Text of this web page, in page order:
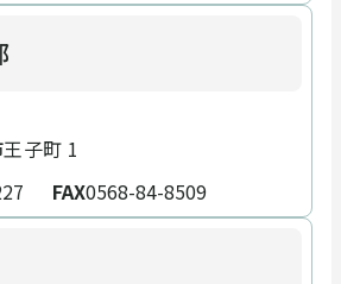
子町 1
FAX0568-84-8509